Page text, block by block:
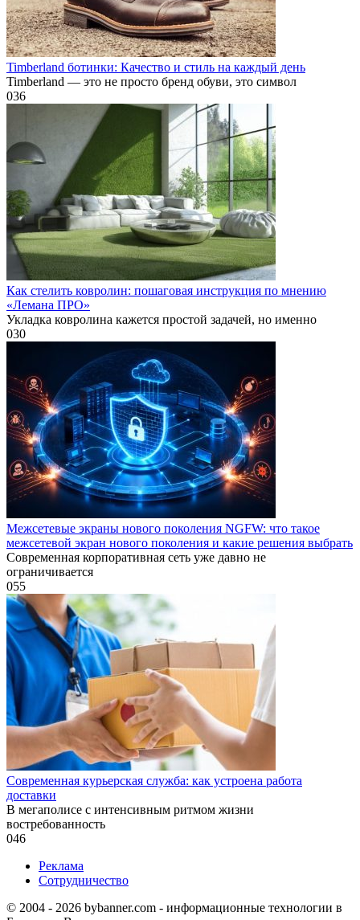
Timberland ботинки: Качество и стиль на каждый день
Timberland — это не просто бренд обуви, это символ
036
Как стелить ковролин: пошаговая инструкция по мнению
«Лемана ПРО»
Укладка ковролина кажется простой задачей, но именно
030
Межсетевые экраны нового поколения NGFW: что такое
межсетевой экран нового поколения и какие решения выбрать
Современная корпоративная сеть уже давно не
ограничивается
055
Современная курьерская служба: как устроена работа
доставки
В мегаполисе с интенсивным ритмом жизни
востребованность
046
Реклама
Сотрудничество
© 2004 - 2026 bybanner.com - информационные технологии в